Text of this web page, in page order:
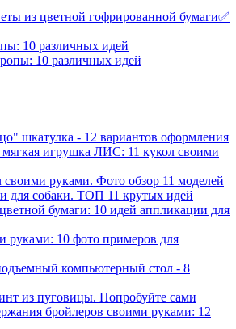
10 различных идей
шкатулка - 12 вариантов оформления
мягкая игрушка ЛИС: 11 кукол своими
своими руками. Фото обзор 11 моделей
для собаки. ТОП 11 крутых идей
бумаги: 10 идей аппликации для
руками: 10 фото примеров для
компьютерный стол - 8
из пуговицы. Попробуйте сами
бройлеров своими руками: 12